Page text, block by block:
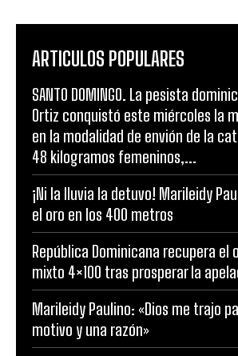
ARTICULOS POPULARES
SANTO DOMINGO. La pesista
Ortiz conquistó este miércoles la
en la modalidad de envión de la
48 kilogramos femeninos,...
¡Ni la lluvia la detuvo! Marileidy
el oro en los 400 metros
República Dominicana recupera el
mixto 4×100 tras prosperar la
Marileidy Paulino: «Dios me trajo
motivo y una razón»